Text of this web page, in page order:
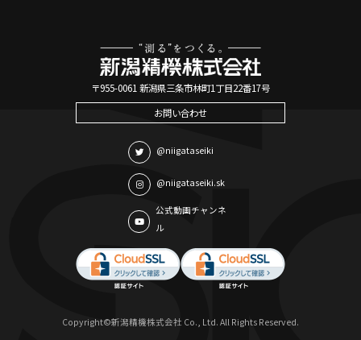
〒955-0061 新潟県三条市林町1丁目22番17号
お問い合わせ
@niigataseiki
@niigataseiki.sk
公式動画チャンネ
ル
Copyright©新潟精機株式会社 Co., Ltd. All Rights Reserved.